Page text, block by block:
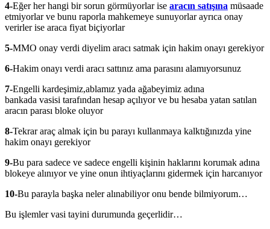
4-Eğer her hangi bir sorun görmüyorlar ise aracın satışına müsaade
etmiyorlar ve bunu raporla mahkemeye sunuyorlar ayrıca onay
verirler ise araca fiyat biçiyorlar
5-MMO onay verdi diyelim aracı satmak için hakim onayı gerekiyor
6-Hakim onayı verdi aracı sattınız ama parasını alamıyorsunuz
7-Engelli kardeşimiz,ablamız yada ağabeyimiz adına
bankada vasisi tarafından hesap açılıyor ve bu hesaba yatan satılan
aracın parası bloke oluyor
8-Tekrar araç almak için bu parayı kullanmaya kalktığınızda yine
hakim onayı gerekiyor
9-Bu para sadece ve sadece engelli kişinin haklarını korumak adına
blokeye alınıyor ve yine onun ihtiyaçlarını gidermek için harcanıyor
10-Bu parayla başka neler alınabiliyor onu bende bilmiyorum…
Bu işlemler vasi tayini durumunda geçerlidir…